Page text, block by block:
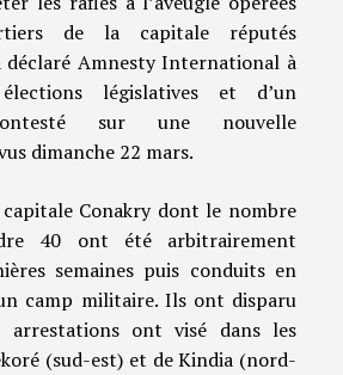
de la capitale réputés
déclaré Amnesty International à
législatives et d’un
sur une nouvelle
dimanche 22 mars.
capitale Conakry dont le nombre
40 ont été arbitrairement
semaines puis conduits en
camp militaire. Ils ont disparu
arrestations ont visé dans les
(sud-est) et de Kindia (nord-